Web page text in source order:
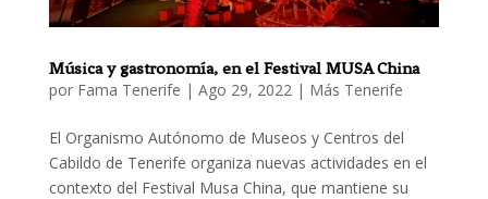
Música y gastronomía, en el Festival MUSA China
por Fama Tenerife | Ago 29, 2022 | Más Tenerife
El Organismo Autónomo de Museos y Centros del
Cabildo de Tenerife organiza nuevas actividades en el
contexto del Festival Musa China, que mantiene su